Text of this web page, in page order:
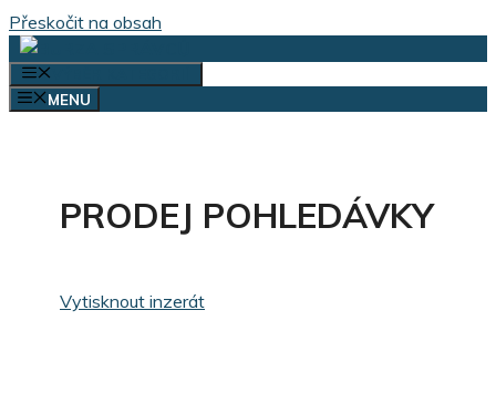
Přeskočit na obsah
MENU
PRODEJ POHLEDÁVKY
Vytisknout inzerát